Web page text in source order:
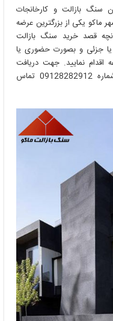
سنگ بازالت و کارخانجات
ماکو یکی از بزرگترین عرضه
قصد خرید سنگ بازالت
یا جزئی و بصورت حضوری یا
نمایید. جهت دریافت
مشاوره خرید سنگ بازالت ساختمانی با شماره 09128282912 تماس